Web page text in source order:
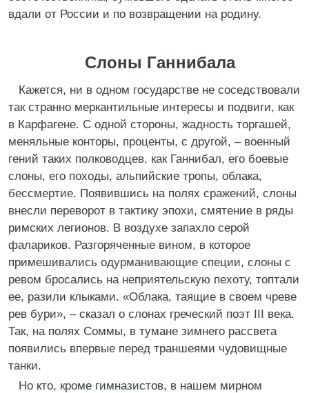
вдали от России и по возвращении на родину.
Слоны Ганнибала
Кажется, ни в одном государстве не соседствовали
так странно меркантильные интересы и подвиги, как
в Карфагене. С одной стороны, жадность торгашей,
меняльные конторы, проценты, с другой, – военный
гений таких полководцев, как Ганнибал, его боевые
слоны, его походы, альпийские тропы, облака,
бессмертие. Появившись на полях сражений, слоны
внесли переворот в тактику эпохи, смятение в ряды
римских легионов. В воздухе запахло серой
фалариков. Разгоряченные вином, в которое
примешивались одурманивающие специи, слоны с
ревом бросались на неприятельскую пехоту, топтали
ее, разили клыками. «Облака, таящие в своем чреве
рев бури», – сказал о слонах греческий поэт III века.
Так, на полях Соммы, в тумане зимнего рассвета
появились впервые перед траншеями чудовищные
танки.
Но кто, кроме гимназистов, в нашем мирном